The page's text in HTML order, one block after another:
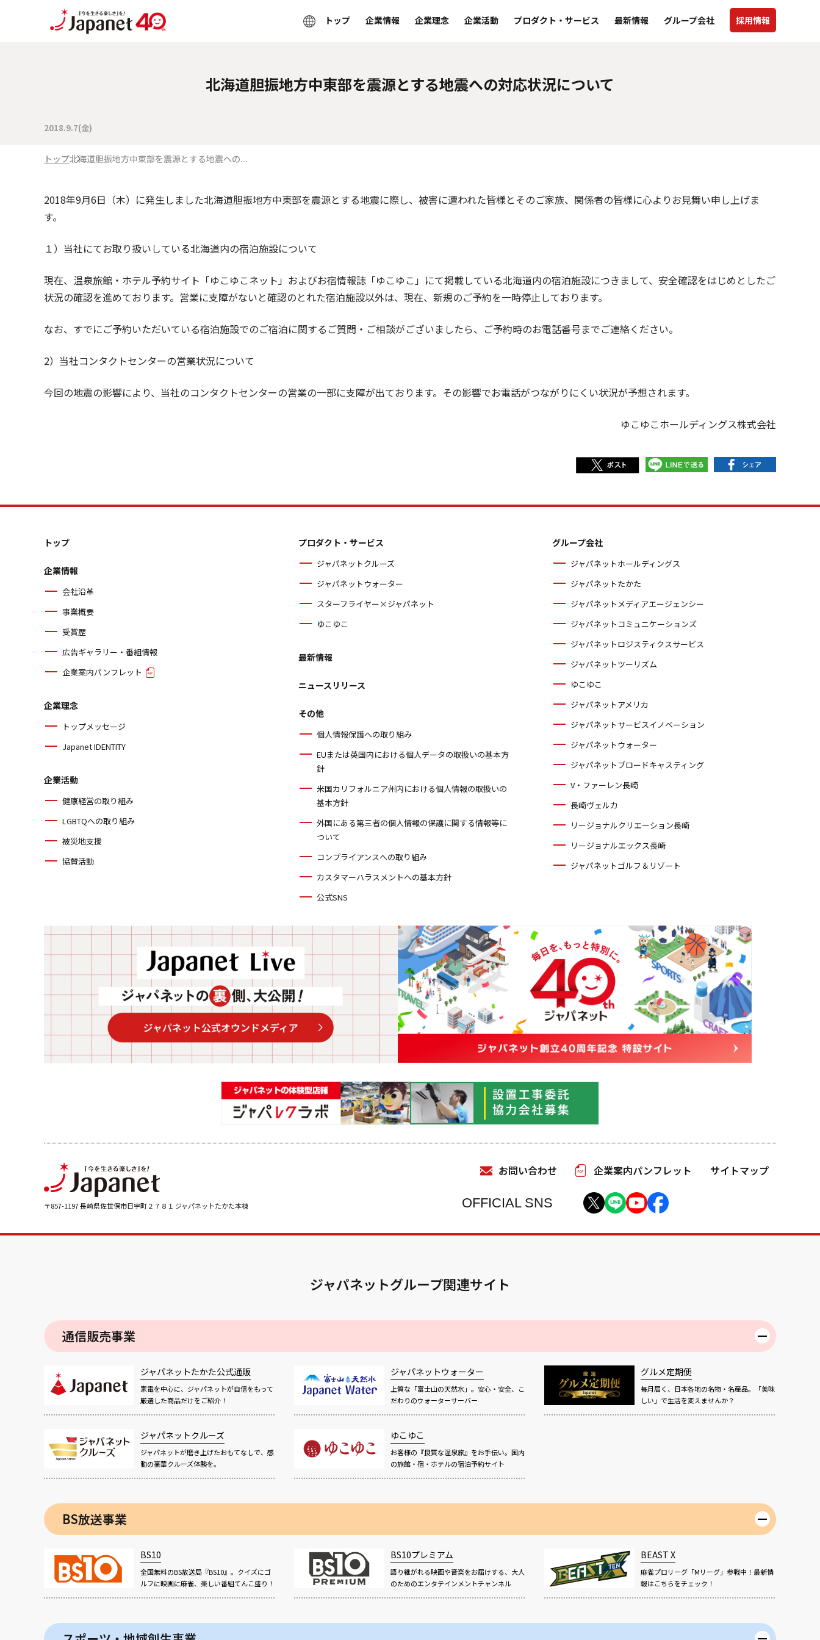
トップ 企業情報 企業理念 企業活動 プロダクト・サービス 最新情報 グループ会社 採用情報
北海道胆振地方中東部を震源とする地震への対応状況について
2018.9.7(金)
トップ北海道胆振地方中東部を震源とする地震への...
2018年9月6日（木）に発生しました北海道胆振地方中東部を震源とする地震に際し、被害に遭われた皆様とそのご家族、関係者の皆様に心よりお見舞い申し上げま
す。
１）当社にてお取り扱いしている北海道内の宿泊施設について
現在、温泉旅館・ホテル予約サイト「ゆこゆこネット」およびお宿情報誌「ゆこゆこ」にて掲載している北海道内の宿泊施設につきまして、安全確認をはじめとしたご
状況の確認を進めております。営業に支障がないと確認のとれた宿泊施設以外は、現在、新規のご予約を一時停止しております。
なお、すでにご予約いただいている宿泊施設でのご宿泊に関するご質問・ご相談がございましたら、ご予約時のお電話番号までご連絡ください。
2）当社コンタクトセンターの営業状況について
今回の地震の影響により、当社のコンタクトセンターの営業の一部に支障が出ております。その影響でお電話がつながりにくい状況が予想されます。
ゆこゆこホールディングス株式会社
トップ
企業情報
会社沿革
事業概要
受賞歴
広告ギャラリー・番組情報
企業案内パンフレット
企業理念
トップメッセージ
Japanet IDENTITY
企業活動
健康経営の取り組み
LGBTQへの取り組み
被災地支援
協賛活動
プロダクト・サービス
ジャパネットクルーズ
ジャパネットウォーター
スターフライヤー×ジャパネット
ゆこゆこ
最新情報
ニュースリリース
その他
個人情報保護への取り組み
EUまたは英国内における個人データの取扱いの基本方
針
米国カリフォルニア州内における個人情報の取扱いの
基本方針
外国にある第三者の個人情報の保護に関する情報等に
ついて
コンプライアンスへの取り組み
カスタマーハラスメントへの基本方針
公式SNS
グループ会社
ジャパネットホールディングス
ジャパネットたかた
ジャパネットメディアエージェンシー
ジャパネットコミュニケーションズ
ジャパネットロジスティクスサービス
ジャパネットツーリズム
ゆこゆこ
ジャパネットアメリカ
ジャパネットサービスイノベーション
ジャパネットウォーター
ジャパネットブロードキャスティング
V・ファーレン長崎
長崎ヴェルカ
リージョナルクリエーション長崎
リージョナルエックス長崎
ジャパネットゴルフ＆リゾート
〒857-1197 長崎県佐世保市日宇町２７８１ ジャパネットたかた本棟
お問い合わせ 企業案内パンフレット サイトマップ
OFFICIAL SNS
ジャパネットグループ関連サイト
通信販売事業
ジャパネットたかた公式通販
家電を中心に、ジャパネットが自信をもって
厳選した商品だけをご紹介！
ジャパネットウォーター
上質な「富士山の天然水」。安心・安全、こ
だわりのウォーターサーバー
グルメ定期便
毎月届く、日本各地の名物・名産品。「美味
しい」で生活を変えませんか？
ジャパネットクルーズ
ジャパネットが磨き上げたおもてなしで、感
動の豪華クルーズ体験を。
ゆこゆこ
お客様の『良質な温泉旅』をお手伝い。国内
の旅館・宿・ホテルの宿泊予約サイト
BS放送事業
BS10
全国無料のBS放送局『BS10』。クイズにゴ
ルフに映画に麻雀、楽しい番組てんこ盛り！
BS10プレミアム
語り継がれる映画や音楽をお届けする、大人
のためのエンタテインメントチャンネル
BEAST X
麻雀プロリーグ「Mリーグ」参戦中！最新情
報はこちらをチェック！